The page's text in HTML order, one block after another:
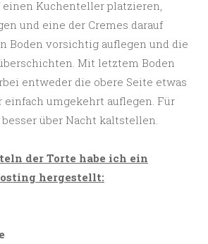
einen Kuchenteller platzieren,
und eine der Cremes darauf
Boden vorsichtig auflegen und die
Mit letztem Boden
entweder die obere Seite etwas
einfach umgekehrt auflegen. Für
besser über Nacht kaltstellen.
der Torte habe ich ein
hergestellt: